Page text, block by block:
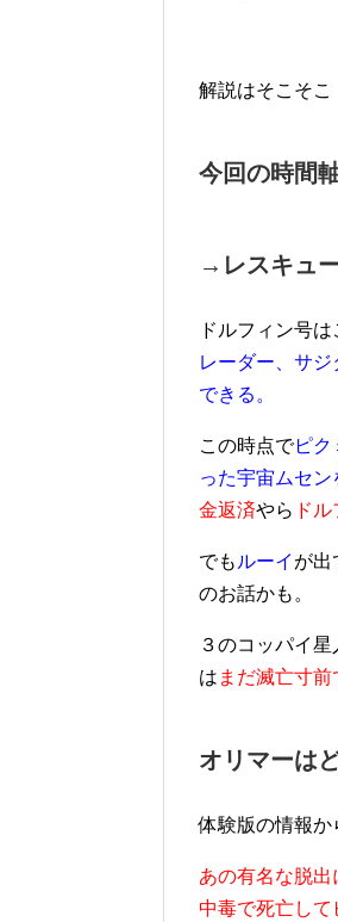
解説はそこそこ
今回の時間
→レスキュ
ドルフィン号
レーダー、サ
できる。
この時点でピク
った宇宙ムセン
金返済やら ド
でも ルーイ が出
のお話かも。
３のコッパイ
は まだ滅亡寸前
オリマーは
体験版の情報か
あの有名な脱
中毒で死亡し